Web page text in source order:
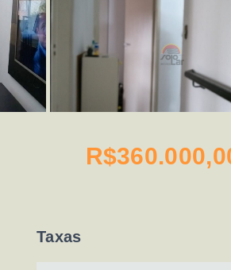
Taxas